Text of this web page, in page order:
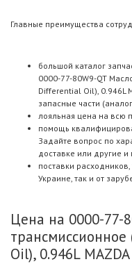
Главные преимущества
большой каталог
0000-77-80W9-QT
Differential Oil), 0.946L
запасные части
лояльная цена на всю
помощь
Задайте вопрос по
доставке или другие
поставки
Украине, так и от
Цена на 0000-77-
Oil), 0.946L